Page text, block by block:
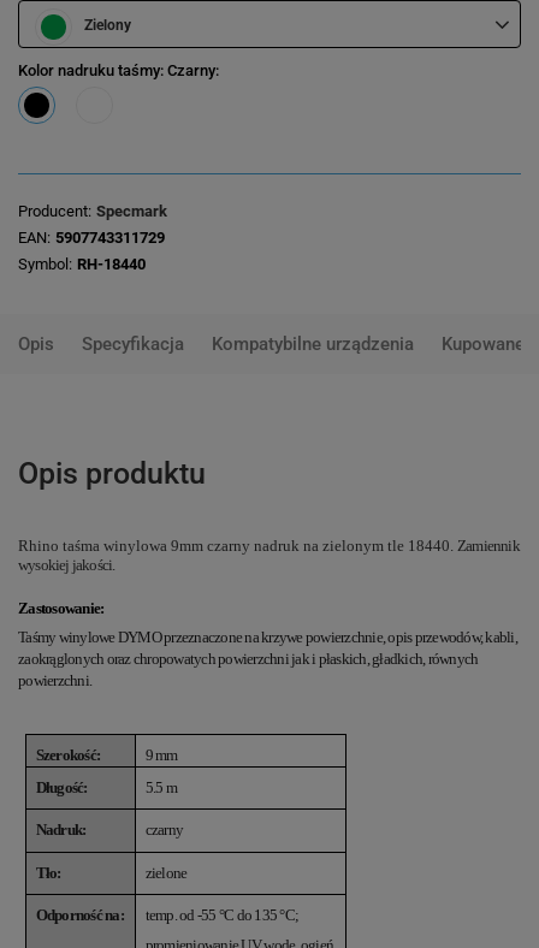
Zielony
Kolor nadruku taśmy: Czarny
Producent Specmark
EAN 5907743311729
Symbol RH-18440
Opis Specyfikacja Kompatybilne urządzenia Kupowane
Opis produktu
Rhino taśma winylowa 9mm czarny nadruk na zielonym tle 18440. Zamiennik
wysokiej jakości.
Zastosowanie:
Taśmy winylowe DYMO przeznaczone na krzywe powierzchnie, opis przewodów, kabli,
zaokrąglonych oraz chropowatych powierzchni jak i płaskich, gładkich, równych
powierzchni.
Szerokość:
9 mm
Długość:
5.5 m
Nadruk: czarny
Tło: zielone
Odporność na: temp. od -55 °C do 135 °C;